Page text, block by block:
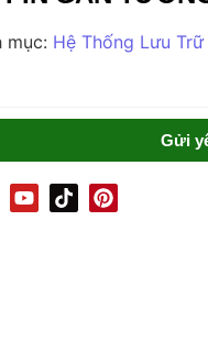
mục: Hệ Thống Lưu
Gửi